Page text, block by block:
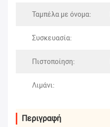
Ταμπέλα με όνομα:
Συσκευασία:
Πιστοποίηση:
Λιμάνι:
Περιγραφή